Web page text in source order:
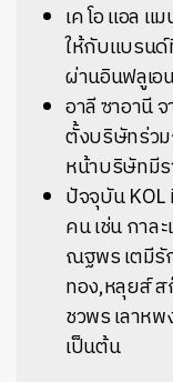
เค โอ แอล แ
ให้กับแบรน
ผ่านอินฟลูเอ
อาลี ซาอานี
ตั้งบริษัทร่วม
หน้าบริษัทมี
ปัจจุบัน KOL
คน เช่น กา
ณฐพร เตมีรั
ทอง,หลุยส์
ชวพร เลาห
เป็นต้น